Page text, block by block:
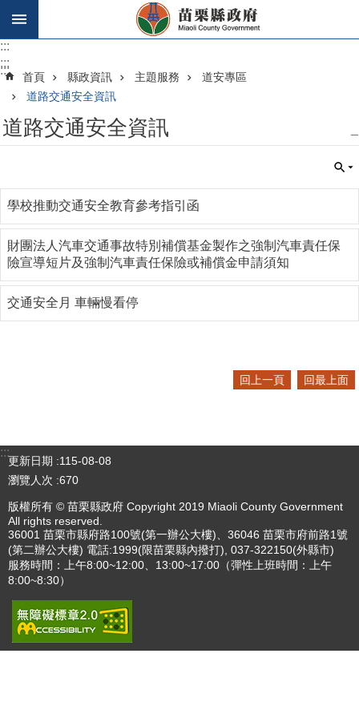
跳到主要內容區塊
:::
:::
::: 首頁 縣政資訊 主題服務
道安專區
道路交通安全資訊
道路交通安全資訊
學校推動交通安全教育參考指引函
財團法人汽車交通事故特別補償基金製作之強制汽車責任保
險宣導短片及強制汽車責任保險或補償金申請須知
交通安全月 車輛慢看停
回上一頁 回最上面
:::
更新日期
115-08-08
瀏覽人次 670
版權所有 © 苗栗縣政府 Copyright 2019 Miaoli County Government
All rights reserved.
36001 苗栗市縣府路100號(第一辦公大樓)、36046 苗栗市府前路1號
(第二辦公大樓) 電話:1999(限苗栗縣內撥打), 037-322150(外縣市)
服務時間：上午8:00~12:00、13:00~17:00（彈性上班時間：上午
8:00~8:30）